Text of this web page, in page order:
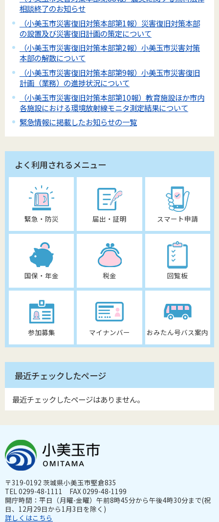
相談終了のお知らせ
（小美玉市災害復旧対策本部第1報）災害復旧対策本部
の設置及び災害復旧計画の策定について
（小美玉市災害復旧対策本部第2報）小美玉市災害対策
本部の解散について
（小美玉市災害復旧対策本部第9報）小美玉市災害復旧
計画（業務）の進捗状況について
（小美玉市災害復旧対策本部第10報）教育施設ほか市内
各施設における環境放射線モニタ測定結果について
緊急情報に掲載したお知らせの一覧
よく利用されるメニュー
緊急・防災 届出・証明 スマート申請
国保・年金 税金 回覧板
参加募集 マイナンバー おみたん号バス案内
最近チェックしたページ
最近チェックしたページはありません。
〒319-0192 茨城県小美玉市堅倉835
TEL 0299-48-1111 FAX 0299-48-1199
開庁時間：平日（月曜-金曜）午前8時45分から午後4時30分まで(祝
日、12月29日から1月3日を除く)
詳しくはこちら